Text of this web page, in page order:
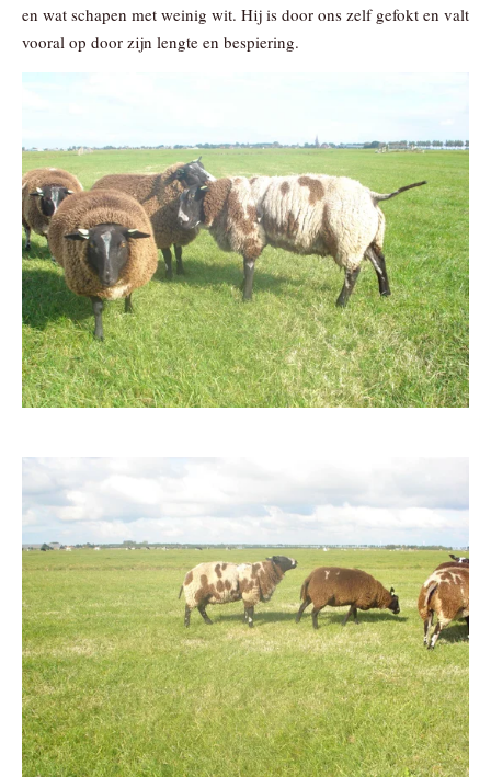
en wat schapen met weinig wit. Hij is door ons zelf gefokt en valt
vooral op door zijn lengte en bespiering.